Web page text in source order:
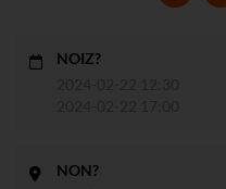
NOIZ?
NON?